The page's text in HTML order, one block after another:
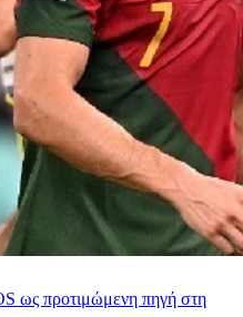
ως προτιμώμενη πηγή στη